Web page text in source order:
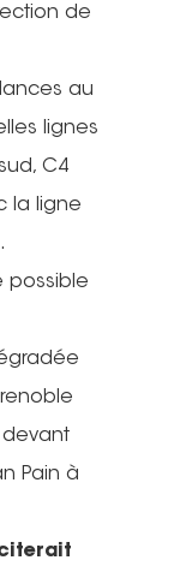
de
au
lignes
C4
la ligne
possible
devant
Pain à